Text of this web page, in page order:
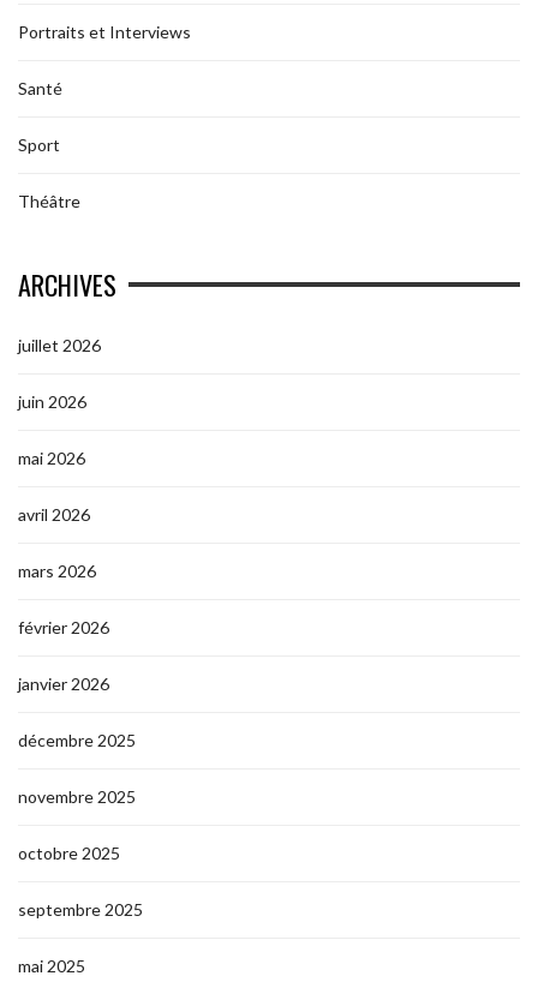
Portraits et Interviews
Santé
Sport
Théâtre
ARCHIVES
juillet 2026
juin 2026
mai 2026
avril 2026
mars 2026
février 2026
janvier 2026
décembre 2025
novembre 2025
octobre 2025
septembre 2025
mai 2025